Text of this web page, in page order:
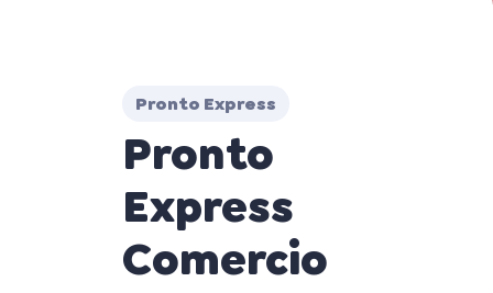
Pronto Express
Pronto
Express
Comercio